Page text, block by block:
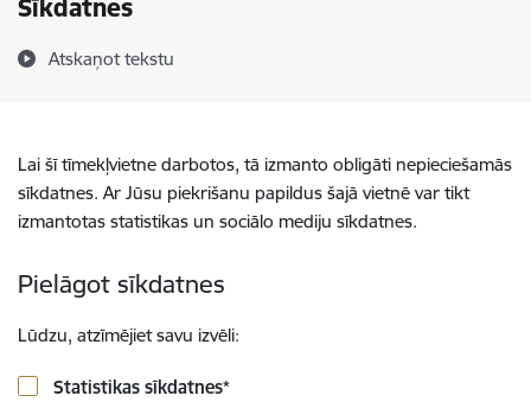
Sīkdatnes
Atskaņot tekstu
Lai šī tīmekļvietne darbotos, tā izmanto obligāti nepieciešamās
sīkdatnes. Ar Jūsu piekrišanu papildus šajā vietnē var tikt
izmantotas statistikas un sociālo mediju sīkdatnes.
Pielāgot sīkdatnes
Lūdzu, atzīmējiet savu izvēli:
Statistikas sīkdatnes*